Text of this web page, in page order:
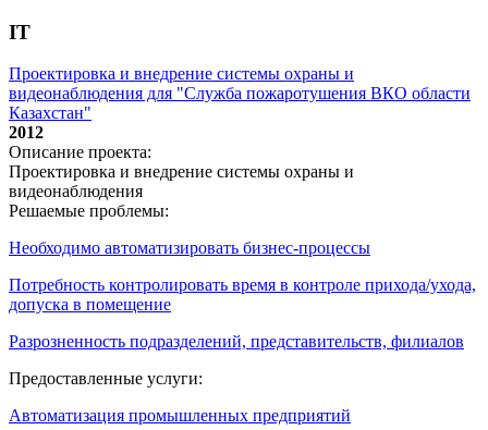
IT
Проектировка и внедрение системы охраны и
видеонаблюдения для "Служба пожаротушения ВКО области
Казахстан"
2012
Описание проекта:
Проектировка и внедрение системы охраны и
видеонаблюдения
Решаемые проблемы:
Необходимо автоматизировать бизнес-процессы
Потребность контролировать время в контроле прихода/ухода,
допуска в помещение
Разрозненность подразделений, представительств, филиалов
Предоставленные услуги:
Автоматизация промышленных предприятий